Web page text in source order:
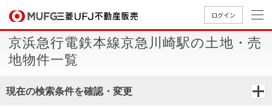
ログイン
買いたい
売りたい
京浜急行電鉄本線京急川崎駅の土地・売
地物件一覧
現在の検索条件を確認・変更